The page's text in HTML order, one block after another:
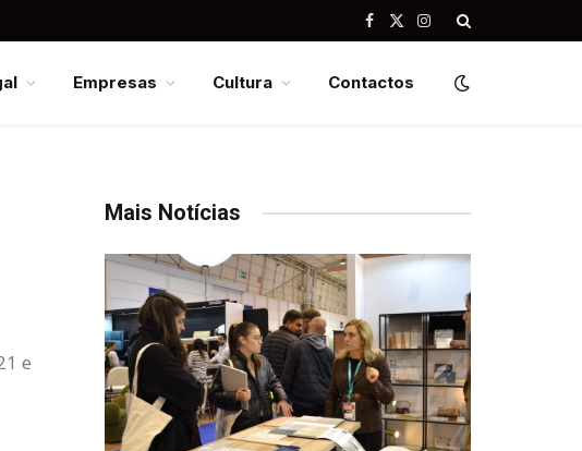
Facebook
X
Instagram
Empresas Cultura Contactos
e
Mais Notícias